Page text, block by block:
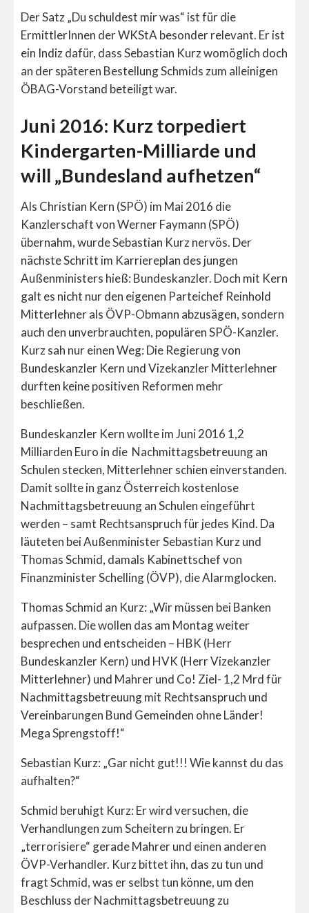
Der Satz „Du schuldest mir was“ ist für die
ErmittlerInnen der WKStA besonder relevant. Er ist
ein Indiz dafür, dass Sebastian Kurz womöglich doch
an der späteren Bestellung Schmids zum alleinigen
ÖBAG-Vorstand beteiligt war.
Juni 2016: Kurz torpediert
Kindergarten-Milliarde und
will „Bundesland aufhetzen“
Als Christian Kern (SPÖ) im Mai 2016 die
Kanzlerschaft von Werner Faymann (SPÖ)
übernahm, wurde Sebastian Kurz nervös. Der
nächste Schritt im Karriereplan des jungen
Außenministers hieß: Bundeskanzler. Doch mit Kern
galt es nicht nur den eigenen Parteichef Reinhold
Mitterlehner als ÖVP-Obmann abzusägen, sondern
auch den unverbrauchten, populären SPÖ-Kanzler.
Kurz sah nur einen Weg: Die Regierung von
Bundeskanzler Kern und Vizekanzler Mitterlehner
durften keine positiven Reformen mehr
beschließen.
Bundeskanzler Kern wollte im Juni 2016 1,2
Milliarden Euro in die Nachmittagsbetreuung an
Schulen stecken, Mitterlehner schien einverstanden.
Damit sollte in ganz Österreich kostenlose
Nachmittagsbetreuung an Schulen eingeführt
werden – samt Rechtsanspruch für jedes Kind. Da
läuteten bei Außenminister Sebastian Kurz und
Thomas Schmid, damals Kabinettschef von
Finanzminister Schelling (ÖVP), die Alarmglocken.
Thomas Schmid an Kurz: „Wir müssen bei Banken
aufpassen. Die wollen das am Montag weiter
besprechen und entscheiden – HBK (Herr
Bundeskanzler Kern) und HVK (Herr Vizekanzler
Mitterlehner) und Mahrer und Co! Ziel- 1,2 Mrd für
Nachmittagsbetreuung mit Rechtsanspruch und
Vereinbarungen Bund Gemeinden ohne Länder!
Mega Sprengstoff!“
Sebastian Kurz: „Gar nicht gut!!! Wie kannst du das
aufhalten?“
Schmid beruhigt Kurz: Er wird versuchen, die
Verhandlungen zum Scheitern zu bringen. Er
„terrorisiere“ gerade Mahrer und einen anderen
ÖVP-Verhandler. Kurz bittet ihn, das zu tun und
fragt Schmid, was er selbst tun könne, um den
Beschluss der Nachmittagsbetreuung zu